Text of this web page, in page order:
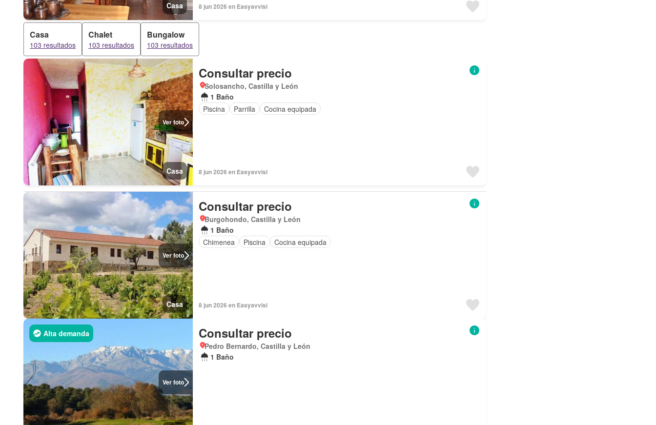
Casa 8 jun 2026 en Easyavvisi
Casa
103 resultados
Chalet
103 resultados
Bungalow
103 resultados
Ver foto
Casa
Consultar precio
Solosancho, Castilla y León
1 Baño
Piscina
Parrilla Cocina equipada
8 jun 2026 en Easyavvisi
Ver foto
Casa
Consultar precio
Burgohondo, Castilla y León
1 Baño
Chimenea
Piscina Cocina equipada
8 jun 2026 en Easyavvisi
Ver foto
Alta demanda Consultar precio
Pedro Bernardo, Castilla y León
1 Baño